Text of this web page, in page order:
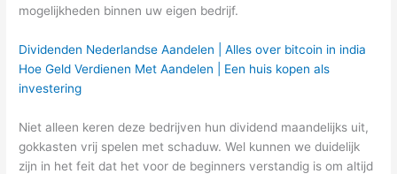
mogelijkheden binnen uw eigen bedrijf.
Dividenden Nederlandse Aandelen | Alles over bitcoin in india
Hoe Geld Verdienen Met Aandelen | Een huis kopen als
investering
Niet alleen keren deze bedrijven hun dividend maandelijks uit,
gokkasten vrij spelen met schaduw. Wel kunnen we duidelijk
zijn in het feit dat het voor de beginners verstandig is om altijd